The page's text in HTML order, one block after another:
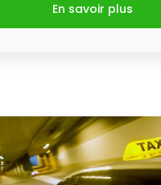
En savoir plus